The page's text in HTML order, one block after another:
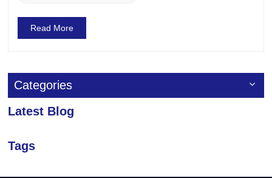
Read More
Categories
Latest Blog
Tags